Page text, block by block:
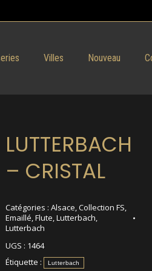
Villes Nouveau
LUTTERBACH
– CRISTAL
Catégories : Alsace,Collection FS,
Emaillé,Flute,Lutterbach,
Lutterbach
UGS : 1464
Étiquette :
Lutterbach